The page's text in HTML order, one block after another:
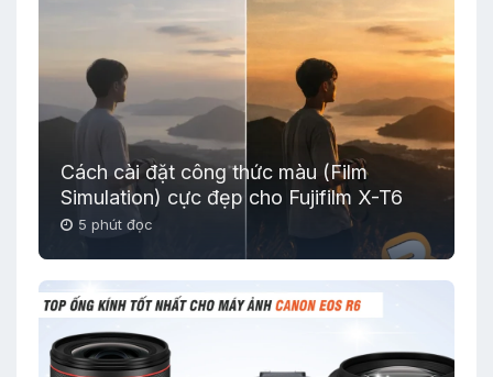
Cách cài đặt công thức màu (Film
Simulation) cực đẹp cho Fujifilm X-T6
5 phút đọc